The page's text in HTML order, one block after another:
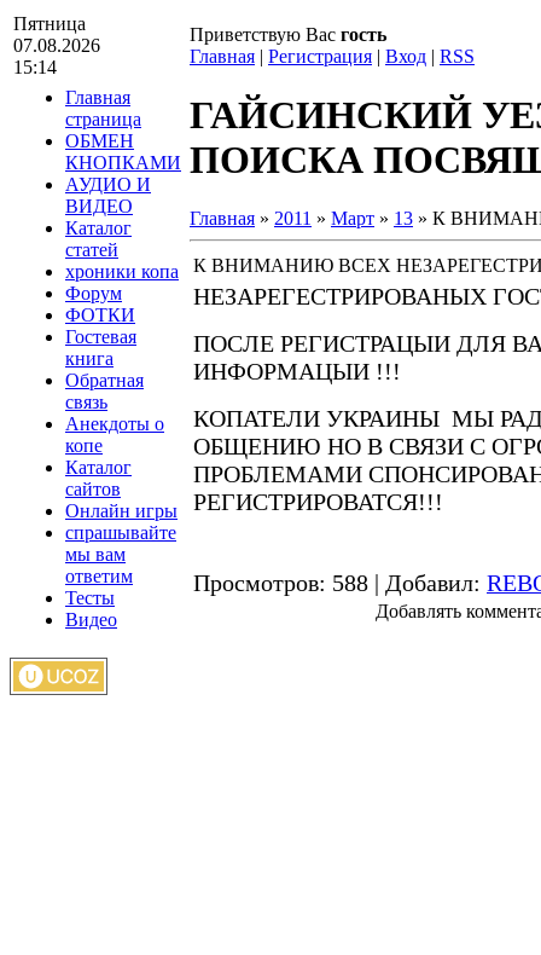
Пятница
07.08.2026
15:14
Приветствую Вас гость
Главная | Регистрация | Вход | RSS
Главная
страница
ОБМЕН
КНОПКАМИ
АУДИО И
ВИДЕО
Каталог
статей
хроники копа
Форум
ФОТКИ
Гостевая
книга
Обратная
связь
Анекдоты о
копе
Каталог
сайтов
Онлайн игры
спрашывайте
мы вам
ответим
Тесты
Видео
ГАЙСИНСКИЙ
ПОИСКА
Главная » 2011 » Март » 13 » К
К ВНИМАНИЮ ВСЕХ
НЕЗАРЕГЕСТРИРОВАНЫХ
ПОСЛЕ РЕГИСТРАЦЫИ ДЛЯ
ИНФОРМАЦЫИ !!!
КОПАТЕЛИ УКРАИНЫ МЫ
ОБЩЕНИЮ НО В СВЯЗИ С
ПРОБЛЕМАМИ
РЕГИСТРИРОВАТСЯ!!!
Просмотров: 588 | Добавил:
Добавлять